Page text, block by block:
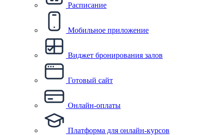
Расписание
Мобильное приложение
Виджет бронирования залов
Готовый сайт
Онлайн-оплаты
Платформа для онлайн-курсов